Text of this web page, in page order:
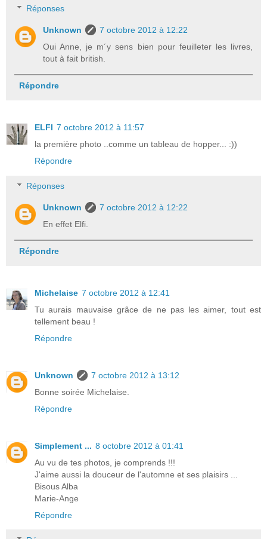
Réponses
Unknown
7 octobre 2012 à 12:22
Oui Anne, je m´y sens bien pour feuilleter les livres,
tout à fait british.
Répondre
ELFI 7 octobre 2012 à 11:57
la première photo ..comme un tableau de hopper... :))
Répondre
Réponses
Unknown
7 octobre 2012 à 12:22
En effet Elfi.
Répondre
Michelaise 7 octobre 2012 à 12:41
Tu aurais mauvaise grâce de ne pas les aimer, tout est
tellement beau !
Répondre
Unknown
7 octobre 2012 à 13:12
Bonne soirée Michelaise.
Répondre
Simplement ... 8 octobre 2012 à 01:41
Au vu de tes photos, je comprends !!!
J'aime aussi la douceur de l'automne et ses plaisirs ...
Bisous Alba
Marie-Ange
Répondre